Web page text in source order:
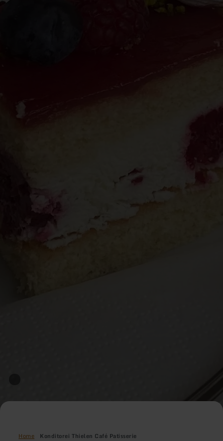
Home Konditorei Thielen Café Patisserie